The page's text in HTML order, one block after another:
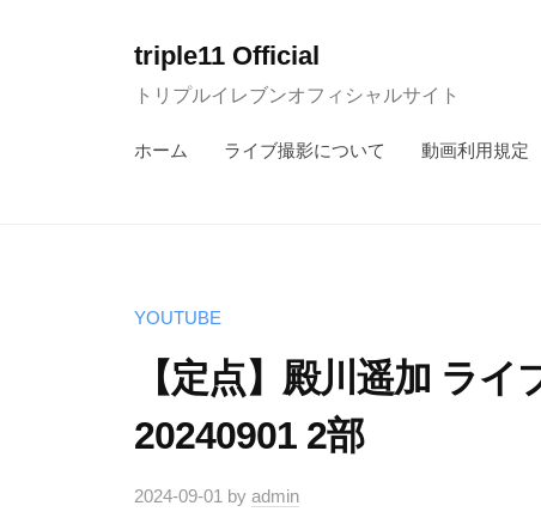
triple11 Official
トリプルイレブンオフィシャルサイト
ホーム ライブ撮影について 動画利用規定
YOUTUBE
【定点】殿川遥加 ラ
20240901 2部
2024-09-01 by admin